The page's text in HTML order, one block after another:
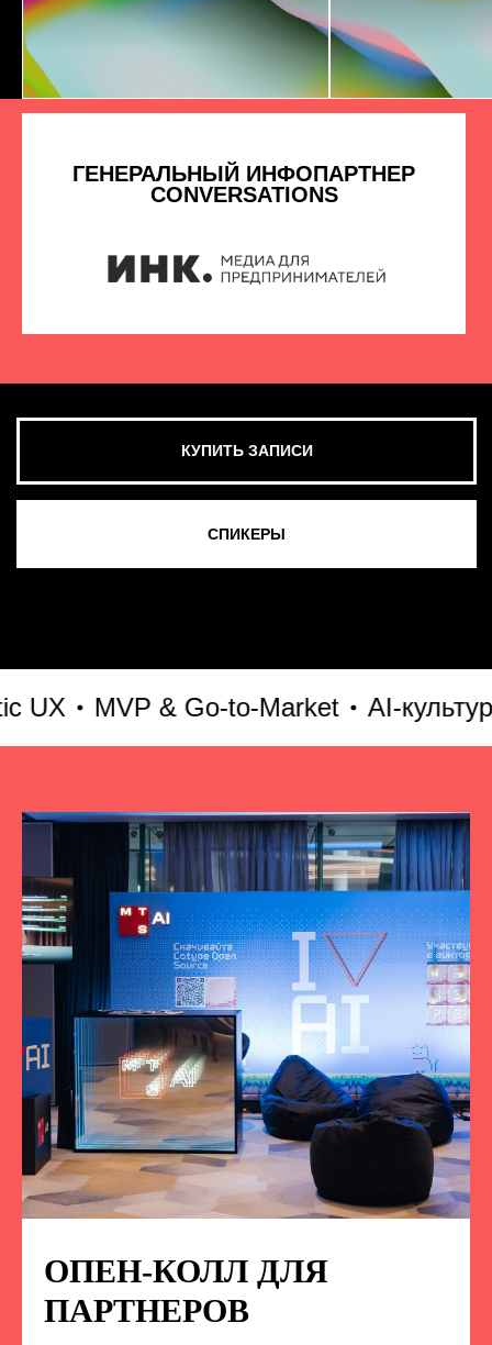
MVP & Go-to-Market AI-культура
ОПЕН-КОЛЛ ДЛЯ
ПАРТНЕРОВ
ПОДПИСЫВАЙТЕСЬ
НА НАС В СОЦСЕТЯХ